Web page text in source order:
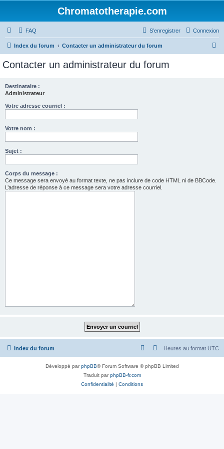
Chromatotherapie.com
FAQ Connexion
S’enregistrer
Index du forum Contacter un administrateur du forum
Contacter un administrateur du forum
Destinataire :
Administrateur
Votre adresse courriel :
Votre nom :
Sujet :
Corps du message :
Ce message sera envoyé au format texte, ne pas inclure de code HTML ni de BBCode.
L’adresse de réponse à ce message sera votre adresse courriel.
Index du forum Heures au format UTC
Développé parphpBB® Forum Software © phpBB Limited
Traduit parphpBB-fr.com
Confidentialité | Conditions